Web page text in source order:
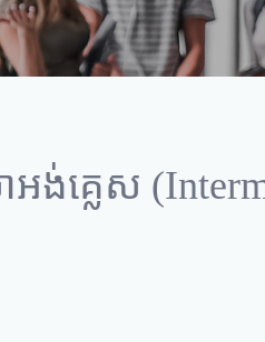
ង់គ្លេស